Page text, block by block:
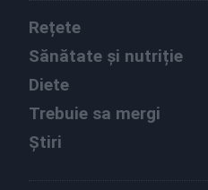
Rețete
Sănătate și nutriție
Diete
Trebuie sa mergi
Știri